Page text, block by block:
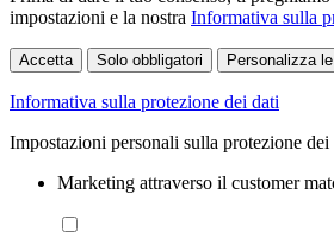
impostazioni e la nostra Informativa sulla
Accetta Solo obbligatori Personalizza
Informativa sulla protezione dei dati
Impostazioni personali sulla protezione dei
Marketing attraverso il customer